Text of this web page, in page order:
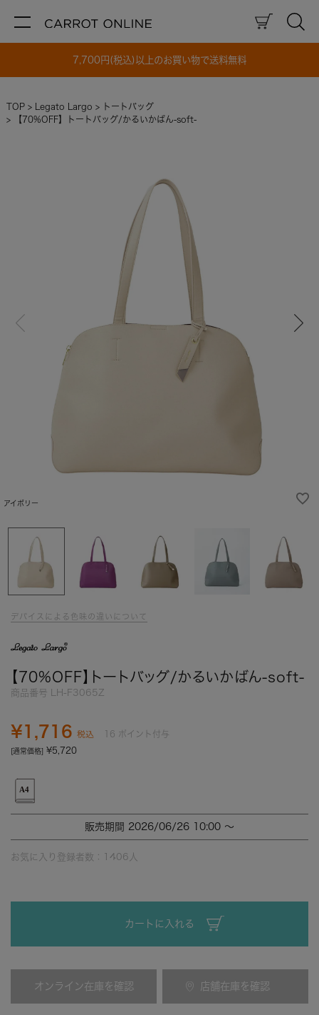
7,700円(税込)以上のお買い物で送料無料
TOP Legato Largo
トートバッグ
【70%OFF】トートバッグ/かるいかばん-soft-
アイボリー
デバイスによる色味の違いについて
【70%OFF】トートバッグ/かるいかばん-soft-
商品番号 LH-F3065Z
[通常価格] ¥5,720
¥1,716 税込 16 ポイント付与
販売期間 2026/06/26 10:00 〜
お気に入り登録者数： 1406 人
カートに入れる
オンライン在庫を確認 店舗在庫を確認